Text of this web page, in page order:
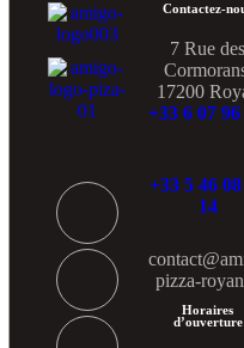
Contactez-
7 Rue des
17200
+33 6 07 96
+33 5 46
14
pizza-
Horaires
d’ouverture